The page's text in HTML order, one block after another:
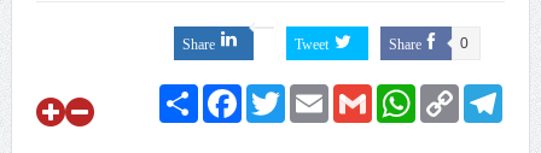
Share 0
Tweet
Share
ShareFacebookTwitterEmailGmail
WhatsApp Copy
Link
Telegram